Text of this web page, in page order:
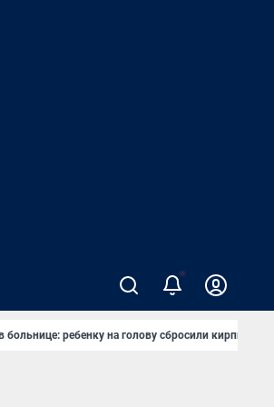
2
больнице: ребенку на голову сбросили кирпич